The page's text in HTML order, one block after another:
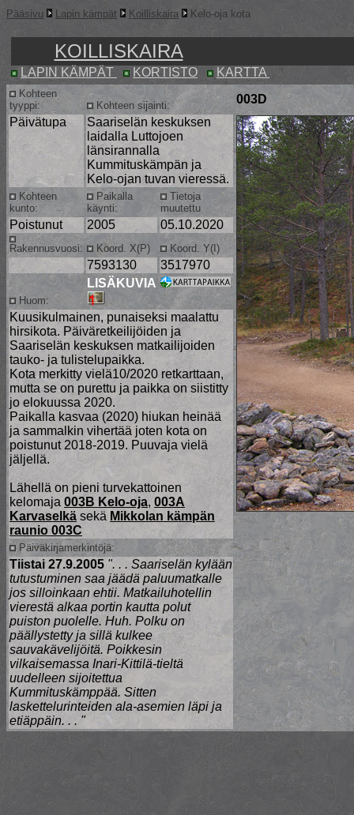
Pääsivu Lapin kämpät Koilliskaira Kelo-oja kota
KOILLISKAIRA
LAPIN KÄMPÄT KORTISTO KARTTA
Kohteen
tyyppi:
Kohteen sijainti:
003D
Päivätupa
Saariselän keskuksen
laidalla Luttojoen
länsirannalla
Kummituskämpän ja
Kelo-ojan tuvan vieressä.
Kohteen
kunto:
Paikalla
käynti:
Tietoja
muutettu
Poistunut 2005 05.10.2020
Rakennusvuosi: Koord. X(P) Koord. Y(I)
7593130 3517970
Huom:
LISÄKUVIA
Kuusikulmainen, punaiseksi maalattu
hirsikota. Päiväretkeilijöiden ja
Saariselän keskuksen matkailijoiden
tauko- ja tulistelupaikka.
Kota merkitty vielä10/2020 retkarttaan,
mutta se on purettu ja paikka on siistitty
jo elokuussa 2020.
Paikalla kasvaa (2020) hiukan heinää
ja sammalkin vihertää joten kota on
poistunut 2018-2019. Puuvaja vielä
jäljellä.
Lähellä on pieni turvekattoinen
kelomaja 003B Kelo-oja, 003A
Karvaselkä sekä Mikkolan kämpän
raunio 003C
Päiväkirjamerkintöjä:
Tiistai 27.9.2005 ". . . Saariselän kylään
tutustuminen saa jäädä paluumatkalle
jos silloinkaan ehtii. Matkailuhotellin
vierestä alkaa portin kautta polut
puiston puolelle. Huh. Polku on
päällystetty ja sillä kulkee
sauvakävelijöitä. Poikkesin
vilkaisemassa Inari-Kittilä-tieltä
uudelleen sijoitettua
Kummituskämppää. Sitten
laskettelurinteiden ala-asemien läpi ja
etiäppäin. . . "